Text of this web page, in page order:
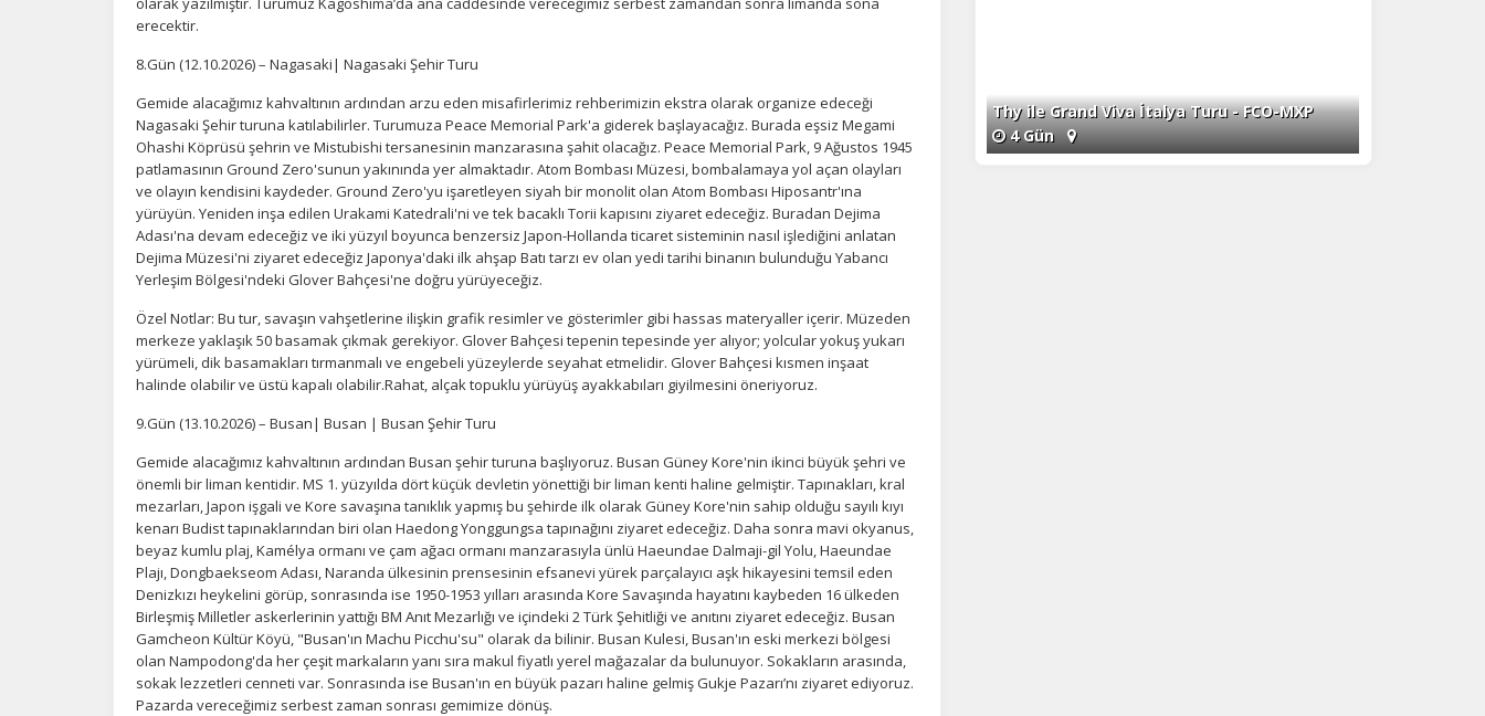
erecektir.
8.Gün (12.10.2026) – Nagasaki| Nagasaki Şehir Turu
Gemide alacağımız kahvaltının ardından arzu eden misafirlerimiz rehberimizin ekstra olarak organize edeceği
Nagasaki Şehir turuna katılabilirler. Turumuza Peace Memorial Park'a giderek başlayacağız. Burada eşsiz Megami
Ohashi Köprüsü şehrin ve Mistubishi tersanesinin manzarasına şahit olacağız. Peace Memorial Park, 9 Ağustos 1945
patlamasının Ground Zero'sunun yakınında yer almaktadır. Atom Bombası Müzesi, bombalamaya yol açan olayları
ve olayın kendisini kaydeder. Ground Zero'yu işaretleyen siyah bir monolit olan Atom Bombası Hiposantr'ına
yürüyün. Yeniden inşa edilen Urakami Katedrali'ni ve tek bacaklı Torii kapısını ziyaret edeceğiz. Buradan Dejima
Adası'na devam edeceğiz ve iki yüzyıl boyunca benzersiz Japon-Hollanda ticaret sisteminin nasıl işlediğini anlatan
Dejima Müzesi'ni ziyaret edeceğiz Japonya'daki ilk ahşap Batı tarzı ev olan yedi tarihi binanın bulunduğu Yabancı
Yerleşim Bölgesi'ndeki Glover Bahçesi'ne doğru yürüyeceğiz.
Özel Notlar: Bu tur, savaşın vahşetlerine ilişkin grafik resimler ve gösterimler gibi hassas materyaller içerir. Müzeden
merkeze yaklaşık 50 basamak çıkmak gerekiyor. Glover Bahçesi tepenin tepesinde yer alıyor; yolcular yokuş yukarı
yürümeli, dik basamakları tırmanmalı ve engebeli yüzeylerde seyahat etmelidir. Glover Bahçesi kısmen inşaat
halinde olabilir ve üstü kapalı olabilir.Rahat, alçak topuklu yürüyüş ayakkabıları giyilmesini öneriyoruz.
9.Gün (13.10.2026) – Busan| Busan | Busan Şehir Turu
Gemide alacağımız kahvaltının ardından Busan şehir turuna başlıyoruz. Busan Güney Kore'nin ikinci büyük şehri ve
önemli bir liman kentidir. MS 1. yüzyılda dört küçük devletin yönettiği bir liman kenti haline gelmiştir. Tapınakları, kral
mezarları, Japon işgali ve Kore savaşına tanıklık yapmış bu şehirde ilk olarak Güney Kore'nin sahip olduğu sayılı kıyı
kenarı Budist tapınaklarından biri olan Haedong Yonggungsa tapınağını ziyaret edeceğiz. Daha sonra mavi okyanus,
beyaz kumlu plaj, Kamélya ormanı ve çam ağacı ormanı manzarasıyla ünlü Haeundae Dalmaji-gil Yolu, Haeundae
Plajı, Dongbaekseom Adası, Naranda ülkesinin prensesinin efsanevi yürek parçalayıcı aşk hikayesini temsil eden
Denizkızı heykelini görüp, sonrasında ise 1950-1953 yılları arasında Kore Savaşında hayatını kaybeden 16 ülkeden
Birleşmiş Milletler askerlerinin yattığı BM Anıt Mezarlığı ve içindeki 2 Türk Şehitliği ve anıtını ziyaret edeceğiz. Busan
Gamcheon Kültür Köyü, "Busan'ın Machu Picchu'su" olarak da bilinir. Busan Kulesi, Busan'ın eski merkezi bölgesi
olan Nampodong'da her çeşit markaların yanı sıra makul fiyatlı yerel mağazalar da bulunuyor. Sokakların arasında,
sokak lezzetleri cenneti var. Sonrasında ise Busan'ın en büyük pazarı haline gelmiş Gukje Pazarı’nı ziyaret ediyoruz.
Pazarda vereceğimiz serbest zaman sonrası gemimize dönüş.
Thy ile Grand Viva İtalya Turu - FCO-MXP
4 Gün